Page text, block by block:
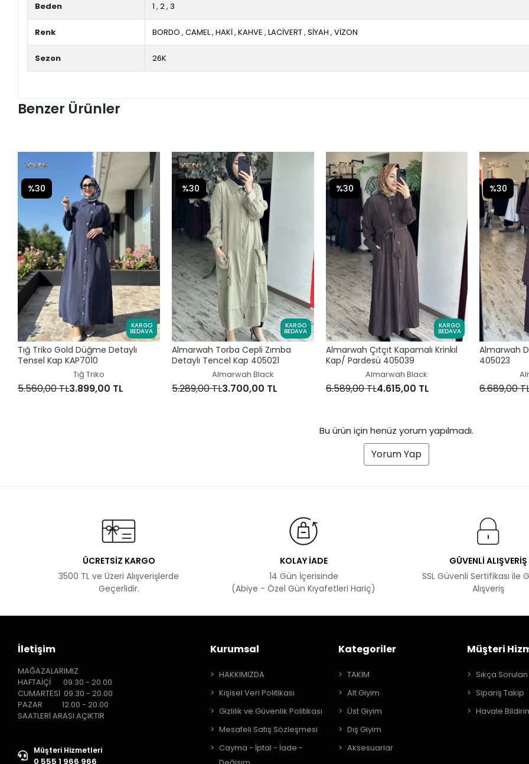
Beden 1 ,2,3
Renk BORDO ,CAMEL,HAKİ,KAHVE ,LACİVERT,SİYAH ,VİZON
Sezon 26K
Benzer Ürünler
KARGO
BEDAVA
Tığ Triko Gold Düğme Detaylı
Tensel Kap KAP7010
Tığ Triko
5.560,00 TL3.899,00 TL
%30
KARGO
BEDAVA
Almarwah Torba Cepli Zımba
Detaylı Tencel Kap 405021
Almarwah Black
5.289,00 TL3.700,00 TL
%30
KARGO
BEDAVA
Almarwah Çıtçıt Kapamalı Krinkıl
Kap/ Pardesü 405039
Almarwah Black
6.589,00 TL4.615,00 TL
%30
Almarwah
405023
6.689,00
%30
Bu ürün için henüz yorum yapılmadı.
Yorum Yap
ÜCRETSİZ KARGO
3500 TL ve Üzeri Alışverişlerde
Geçerlidir.
KOLAY İADE
14 Gün İçerisinde
(Abiye - Özel Gün Kıyafetleri Hariç)
GÜVENLİ ALIŞVERİŞ
SSL Güvenli Sertifikası ile
Alışveriş
İletişim
MAĞAZALARIMIZ
HAFTAİÇİ 09.30 - 20.00
CUMARTESİ 09.30 - 20.00
PAZAR 12.00 - 20.00
SAATLERİ ARASI AÇIKTIR
Müşteri Hizmetleri
0 555 1 966 966
Kurumsal
HAKKIMIZDA
Kişisel Veri Politikası
Gizlilik ve Güvenlik Politikası
Mesafeli Satış Sözleşmesi
Cayma - İptal - İade -
Kategoriler
TAKIM
Alt Giyim
Üst Giyim
Dış Giyim
Aksesuarlar
Müşteri
Sıkça
Sipariş Takip
Havale